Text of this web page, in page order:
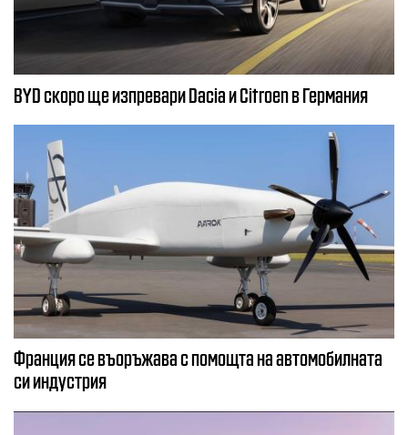
BYD скоро ще изпревари Dacia и Citroеn в Германия
Франция се въоръжава с помощта на автомобилната
си индустрия